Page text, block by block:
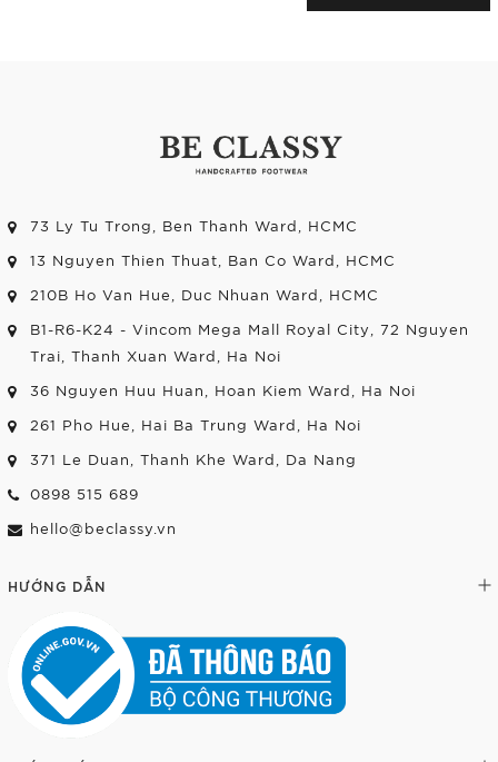
73 Ly Tu Trong, Ben Thanh Ward, HCMC
13 Nguyen Thien Thuat, Ban Co Ward, HCMC
210B Ho Van Hue, Duc Nhuan Ward, HCMC
B1-R6-K24 - Vincom Mega Mall Royal City, 72 Nguyen
Trai, Thanh Xuan Ward, Ha Noi
36 Nguyen Huu Huan, Hoan Kiem Ward, Ha Noi
261 Pho Hue, Hai Ba Trung Ward, Ha Noi
371 Le Duan, Thanh Khe Ward, Da Nang
0898 515 689
hello@beclassy.vn
HƯỚNG DẪN